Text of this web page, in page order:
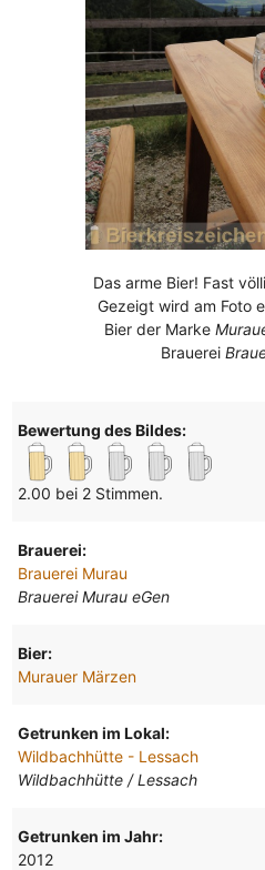
Das arme Bier! Fast
Gezeigt wird am Foto
Bier der Marke
Brauerei
Bewertung des Bildes:
2.00 bei 2 Stimmen.
Brauerei:
Brauerei Murau
Brauerei Murau eGen
Bier:
Murauer Märzen
Getrunken im Lokal:
Wildbachhütte - Lessach
Wildbachhütte / Lessach
Getrunken im Jahr:
2012